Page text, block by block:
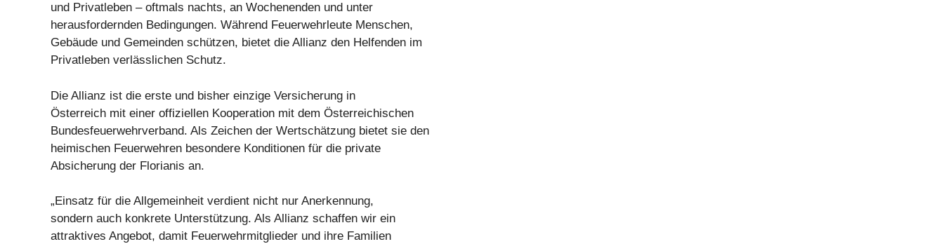
und Privatleben – oftmals nachts, an Wochenenden und unter
herausfordernden Bedingungen. Während Feuerwehrleute Menschen,
Gebäude und Gemeinden schützen, bietet die Allianz den Helfenden im
Privatleben verlässlichen Schutz.
Die Allianz ist die erste und bisher einzige Versicherung in
Österreich mit einer offiziellen Kooperation mit dem Österreichischen
Bundesfeuerwehrverband. Als Zeichen der Wertschätzung bietet sie den
heimischen Feuerwehren besondere Konditionen für die private
Absicherung der Florianis an.
„Einsatz für die Allgemeinheit verdient nicht nur Anerkennung,
sondern auch konkrete Unterstützung. Als Allianz schaffen wir ein
attraktives Angebot, damit Feuerwehrmitglieder und ihre Familien